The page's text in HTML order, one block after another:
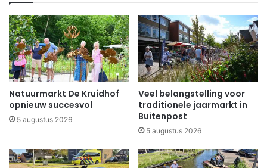
Natuurmarkt De Kruidhof
opnieuw succesvol
5 augustus 2026
Veel belangstelling voor
traditionele jaarmarkt in
Buitenpost
5 augustus 2026